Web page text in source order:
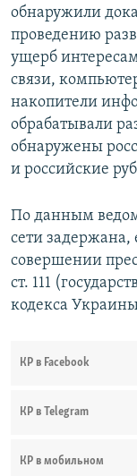
обнаружили
проведению
ущерб
связи,
накопители
обрабатывали
обнаружены
и российские
По данным
сети задержана,
совершении
ст. 111
кодекса
КР в Facebook
КР в Telegram
КР в мобильном